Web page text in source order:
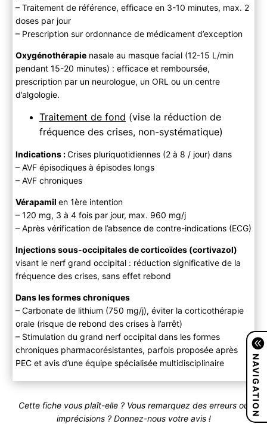
– Traitement de référence, efficace en 3-10 minutes, max. 2
doses par jour
– Prescription sur ordonnance de médicament d’exception
Oxygénothérapienasale au masque facial (12-15 L/min
pendant 15-20 minutes) : efficace et remboursée,
prescription par un neurologue, un ORL ou un centre
d’algologie.
Traitement de fond (vise la réduction de
fréquence des crises, non-systématique)
Indications :Crises pluriquotidiennes (2 à 8 / jour) dans
– AVF épisodiques à épisodes longs
– AVF chroniques
Vérapamil en 1ère intention
– 120 mg, 3 à 4 fois par jour, max. 960 mg/j
– Après vérification de l’absence de contre-indications (ECG)
Injections sous-occipitales de corticoïdes (cortivazol)
visant le nerf grand occipital : réduction significative de la
fréquence des crises, sans effet rebond
Dans les formes chroniques
– Carbonate de lithium (750 mg/j), éviter la corticothérapie
orale (risque de rebond des crises à l’arrêt)
– Stimulation du grand nerf occipital dans les formes
chroniques pharmacorésistantes, parfois proposée après
PEC et avis d’une équipe spécialisée multidisciplinaire
Cette fiche vous plaît-elle ? Vous remarquez des erreurs ou
imprécisions ? Donnez-nous votre avis !
NAVIGATION